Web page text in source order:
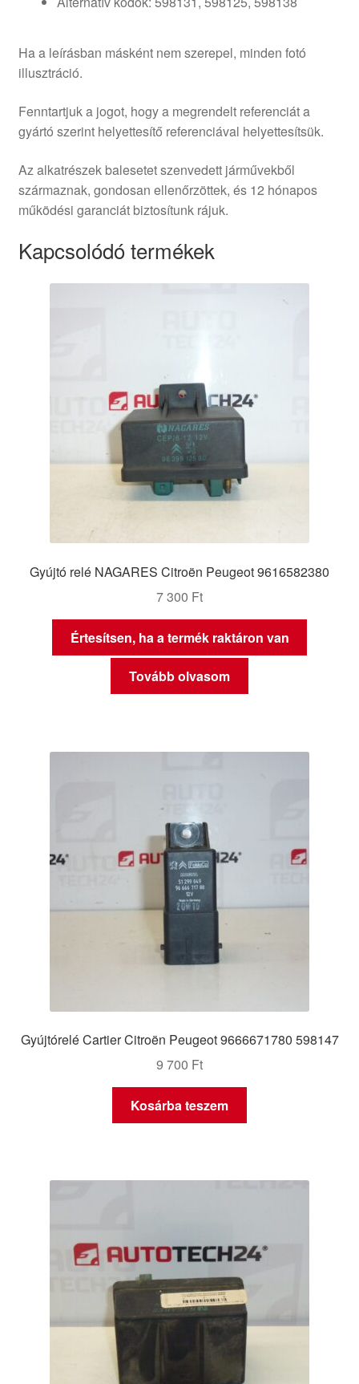
Ha a leírásban másként nem szerepel, minden fotó
illusztráció.
Fenntartjuk a jogot, hogy a megrendelt referenciát a
gyártó szerint helyettesítő referenciával helyettesítsük.
Az alkatrészek balesetet szenvedett járművekből
származnak, gondosan ellenőrzöttek, és 12 hónapos
működési garanciát biztosítunk rájuk.
Kapcsolódó termékek
Gyújtó relé NAGARES Citroën Peugeot 9616582380
7 300 Ft
Értesítsen, ha a termék raktáron van
Tovább olvasom
Gyújtórelé Cartier Citroën Peugeot 9666671780 598147
9 700 Ft
Kosárba teszem